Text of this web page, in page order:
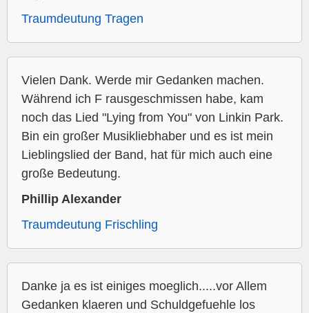
Traumdeutung Tragen
Vielen Dank. Werde mir Gedanken machen.
Während ich F rausgeschmissen habe, kam
noch das Lied "Lying from You" von Linkin Park.
Bin ein großer Musikliebhaber und es ist mein
Lieblingslied der Band, hat für mich auch eine
große Bedeutung.
Phillip Alexander
Traumdeutung Frischling
Danke ja es ist einiges moeglich.....vor Allem
Gedanken klaeren und Schuldgefuehle los